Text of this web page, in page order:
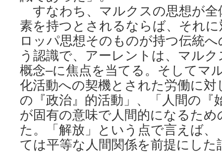
すなわち、マルクスの思想が全
素を持つとされるならば、それ
ロッパ思想そのものが持つ伝統
う認識で、アーレントは、マル
概念–に焦点を当てる。そしてマ
化活動への契機とされた労働に対
の『政治』的活動」、「人間の『
が固有の意味で人間的になるた
た。「解放」という点で言えば
ては平等な人間関係を前提にし